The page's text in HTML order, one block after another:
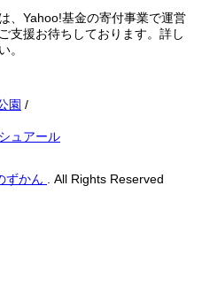
、Yahoo!基金の寄付事業で運営
支援お待ちしております。詳し
。
園 /
ュアール
ずかん
. All Rights Reserved